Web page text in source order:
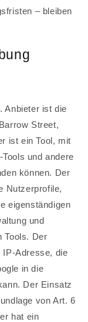
– bleiben
Anbieter ist die
Street,
ist ein Tool, mit
und andere
können. Der
Nutzerprofile,
eigenständigen
und
Tools. Der
IP-Adresse, die
in die
Der Einsatz
von Art. 6
hat ein